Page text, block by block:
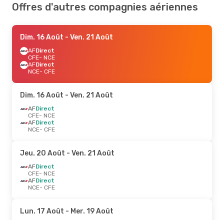
Offres d'autres compagnies aériennes
Dim. 16 Août - Ven. 21 Août
AFDirect
CFE- NCE
AFDirect
NCE- CFE
Dim. 16 Août - Ven. 21 Août
AFDirect
CFE- NCE
AFDirect
NCE- CFE
Jeu. 20 Août - Ven. 21 Août
AFDirect
CFE- NCE
AFDirect
NCE- CFE
Lun. 17 Août - Mer. 19 Août